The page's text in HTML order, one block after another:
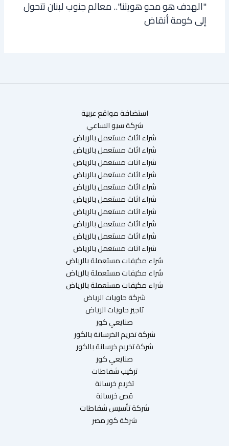
"الهدف هو محو هويتنا".. معالم جنوب لبنان تتحول
إلى كومة أنقاض
استضافة مواقع عربية
شركة سيو الساعي
شراء اثاث مستعمل بالرياض
شراء اثاث مستعمل بالرياض
شراء اثاث مستعمل بالرياض
شراء اثاث مستعمل بالرياض
شراء اثاث مستعمل بالرياض
شراء اثاث مستعمل بالرياض
شراء اثاث مستعمل بالرياض
شراء اثاث مستعمل بالرياض
شراء اثاث مستعمل بالرياض
شراء اثاث مستعمل بالرياض
شراء مكيفات مستعملة بالرياض
شراء مكيفات مستعملة بالرياض
شراء مكيفات مستعملة بالرياض
شركة حاويات الرياض
تاجير حاويات الرياض
صنايعي كور
شركة تخريم الخرسانة بالكور
شركة تخريم خرسانة بالكور
صنايعي كور
تركيب شفاطات
تخريم خرسانة
قص خرسانة
شركة تأسيس شفاطات
شركة كور مصر